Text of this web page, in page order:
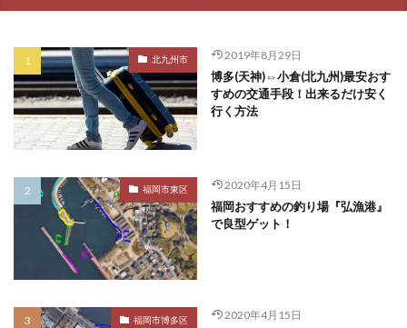
北九州市 2019年8月29日
博多(天神)⇔小倉(北九州)最安おす
すめの交通手段！出来るだけ安く
行く方法
福岡市東区 2020年4月15日
福岡おすすめの釣り場『弘漁港』
で良型ゲット！
福岡市博多区 2020年4月15日